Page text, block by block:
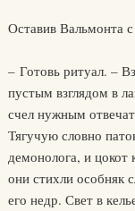
Оставив Вальмонта
– Готовь ритуал. –
пустым взглядом в
счел нужным
Тягучую словно
демонолога, и цокот
они стихли особняк
его недр. Свет в